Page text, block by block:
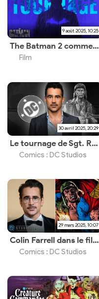
9 août 2025, 10:25
The Batman 2 commencera son tournage au printemps 2026
Film
30 avril 2025, 20:29
Le tournage de Sgt. Rock est repoussé
Comics : DC Studios
29 mars 2025, 10:07
Colin Farrell dans le film Sgt. Rock ?
Comics : DC Studios